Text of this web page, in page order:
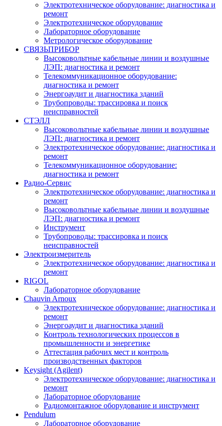
Электротехническое оборудование: диагностика и
ремонт
Электротехническое оборудование
Лабораторное оборудование
Метрологическое оборудование
СВЯЗЬПРИБОР
Высоковольтные кабельные линии и воздушные
ЛЭП: диагностика и ремонт
Телекоммуникационное оборудование:
диагностика и ремонт
Энергоаудит и диагностика зданий
Трубопроводы: трассировка и поиск
неисправностей
СТЭЛЛ
Высоковольтные кабельные линии и воздушные
ЛЭП: диагностика и ремонт
Электротехническое оборудование: диагностика и
ремонт
Телекоммуникационное оборудование:
диагностика и ремонт
Радио-Cервис
Электротехническое оборудование: диагностика и
ремонт
Высоковольтные кабельные линии и воздушные
ЛЭП: диагностика и ремонт
Инструмент
Трубопроводы: трассировка и поиск
неисправностей
Электроизмеритель
Электротехническое оборудование: диагностика и
ремонт
RIGOL
Лабораторное оборудование
Chauvin Arnoux
Электротехническое оборудование: диагностика и
ремонт
Энергоаудит и диагностика зданий
Контроль технологических процессов в
промышленности и энергетике
Аттестация рабочих мест и контроль
производственных факторов
Keysight (Agilent)
Электротехническое оборудование: диагностика и
ремонт
Лабораторное оборудование
Радиомонтажное оборудование и инструмент
Pendulum
Лабораторное оборудование